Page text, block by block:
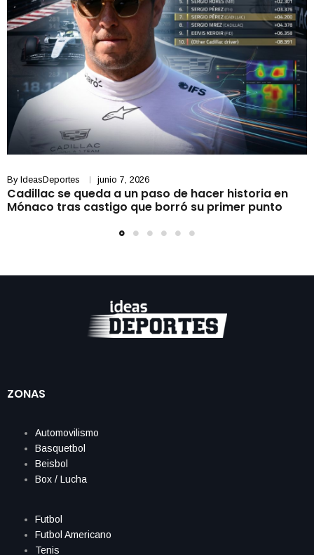
By IdeasDeportes junio 7, 2026
Cadillac se queda a un paso de hacer historia en
Mónaco tras castigo que borró su primer punto
ZONAS
Automovilismo
Basquetbol
Beisbol
Box / Lucha
Futbol
Futbol Americano
Tenis